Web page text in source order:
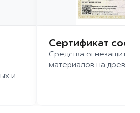
и
Сертификат
Средства огнезащиты
материалов на